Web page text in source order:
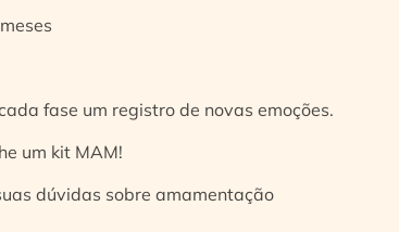
fase um registro de novas emoções.
um kit MAM!
dúvidas sobre amamentação